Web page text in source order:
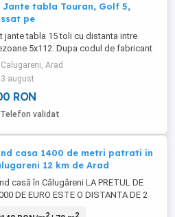
Jante tabla Touran, Golf 5,
pe
jante tabla 15 toli cu distanta intre
5x112. Dupa codul de fabricant
pe ele pot fi montate
(Touran, Golf 5, Passat) si pe
Calugareni, Arad
3 august
RON
Telefon validat
casa 1400 de metri patrati in
12 km de Arad
casă în Călugăreni LA PRETUL DE
DE EURO ESTE O DISTANTA DE 2
2 2